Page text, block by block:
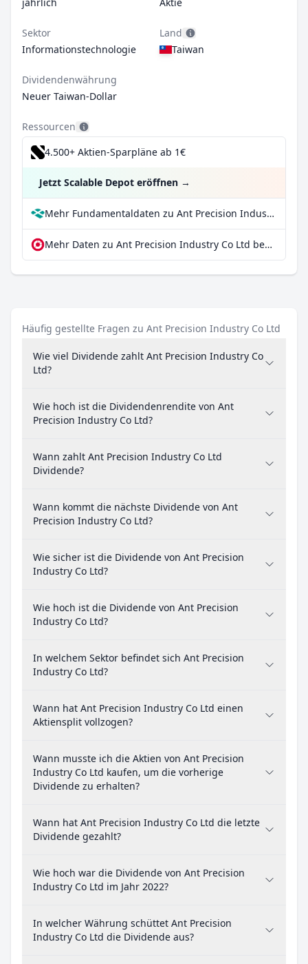
Sektor
Informationstechnologie
Land
Taiwan
Dividendenwährung
Neuer Taiwan-Dollar
Ressourcen
4.500+ Aktien-Sparpläne ab 1€
Jetzt Scalable Depot eröffnen →
Mehr Fundamentaldaten zu Ant Precision Industry Co Ltd bei Parqet
Mehr Daten zu Ant Precision Industry Co Ltd bei extraETF
Häufig gestellte Fragen zu Ant Precision Industry Co Ltd
Wie viel Dividende zahlt Ant Precision Industry Co
Ltd?
Wie hoch ist die Dividendenrendite von Ant
Precision Industry Co Ltd?
Wann zahlt Ant Precision Industry Co Ltd
Dividende?
Wann kommt die nächste Dividende von Ant
Precision Industry Co Ltd?
Wie sicher ist die Dividende von Ant Precision
Industry Co Ltd?
Wie hoch ist die Dividende von Ant Precision
Industry Co Ltd?
In welchem Sektor befindet sich Ant Precision
Industry Co Ltd?
Wann hat Ant Precision Industry Co Ltd einen
Aktiensplit vollzogen?
Wann musste ich die Aktien von Ant Precision
Industry Co Ltd kaufen, um die vorherige
Dividende zu erhalten?
Wann hat Ant Precision Industry Co Ltd die letzte
Dividende gezahlt?
Wie hoch war die Dividende von Ant Precision
Industry Co Ltd im Jahr 2022?
In welcher Währung schüttet Ant Precision
Industry Co Ltd die Dividende aus?